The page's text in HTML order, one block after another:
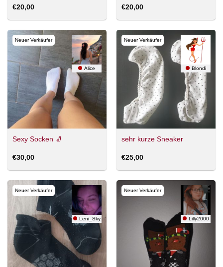
€20,00 €20,00
Neuer Verkäufer
Alice
Sexy Socken 🧦
€30,00
Neuer Verkäufer
Blondi
sehr kurze Sneaker
€25,00
Neuer Verkäufer
Leni_Sky
Neuer Verkäufer
Lilly2000